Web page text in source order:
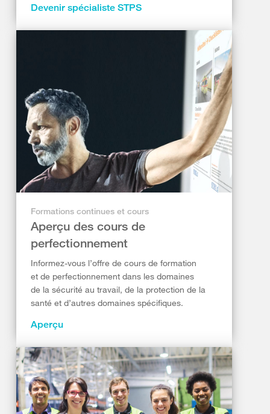
Devenir spécialiste STPS
Formations continues et cours
Aperçu des cours de
perfectionnement
Informez-vous l’offre de cours de formation
et de perfectionnement dans les domaines
de la sécurité au travail, de la protection de la
santé et d’autres domaines spécifiques.
Aperçu